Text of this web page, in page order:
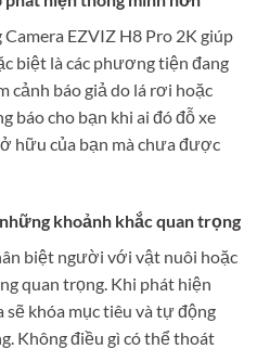
EZVIZ H8 Pro 2K giúp
biệt là các phương tiện đang
cảnh báo giả do lá rơi hoặc
báo cho bạn khi ai đó đỗ xe
hữu của bạn mà chưa được
khoảnh khắc quan trọng
biệt người với vật nuôi hoặc
quan trọng. Khi phát hiện
khóa mục tiêu và tự động
Không điều gì có thể thoát